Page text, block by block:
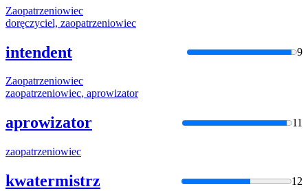
Zaopatrzeniowiec
doręczyciel, zaopatrzeniowiec
intendent 9
Zaopatrzeniowiec
zaopatrzeniowiec, aprowizator
aprowizator 11
zaopatrzeniowiec
kwatermistrz 12